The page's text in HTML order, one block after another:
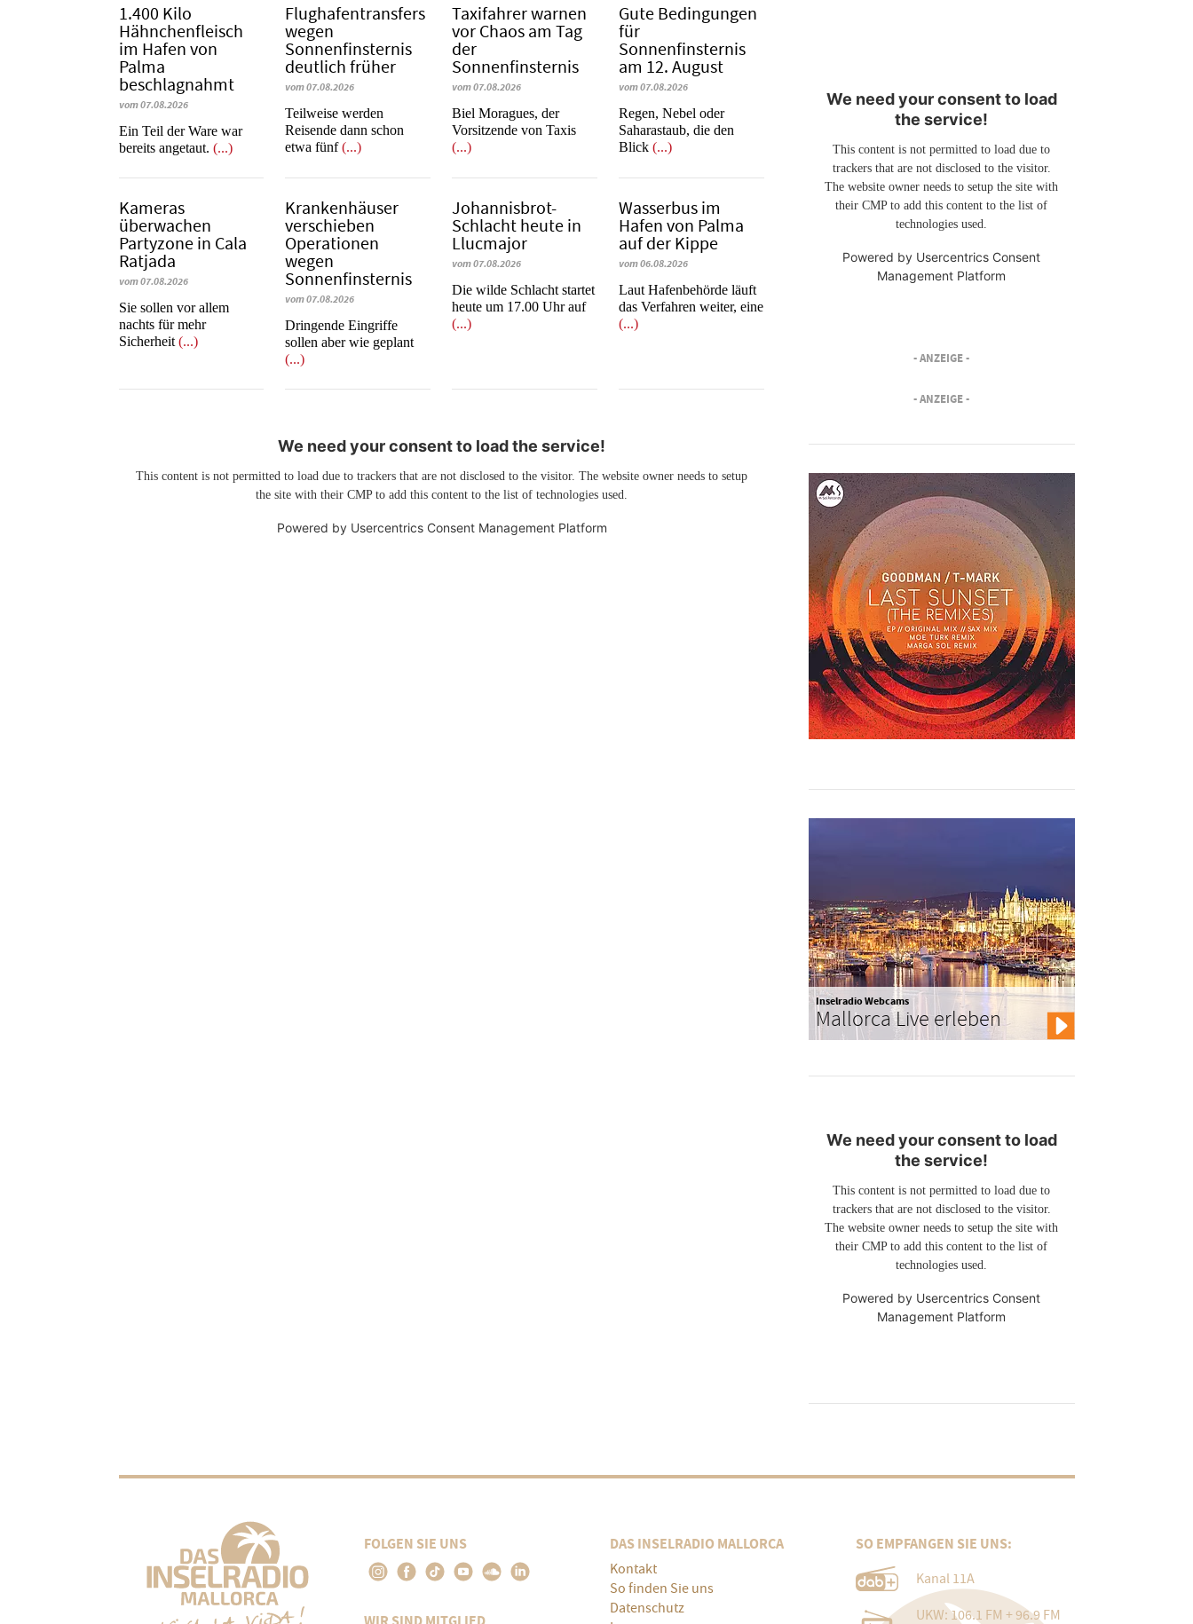
1.400 Kilo
Hähnchenfleisch
im Hafen von
Palma
beschlagnahmt
vom 07.08.2026
​​​​​​​Ein Teil der Ware war
bereits angetaut. (...)
Flughafentransfers
wegen
Sonnenfinsternis
deutlich früher
vom 07.08.2026
Teilweise werden
Reisende dann schon
etwa fünf(...)
Taxifahrer warnen
vor Chaos am Tag
der
Sonnenfinsternis
vom 07.08.2026
​​​​​​​Biel Moragues, der
Vorsitzende von Taxis
(...)
Gute Bedingungen
für
Sonnenfinsternis
am 12. August
vom 07.08.2026
Regen, Nebel oder
Saharastaub, die den
Blick(...)
Kameras
überwachen
Partyzone in Cala
Ratjada
vom 07.08.2026
Sie sollen vor allem
nachts für mehr
Sicherheit (...)
Krankenhäuser
verschieben
Operationen
wegen
Sonnenfinsternis
vom 07.08.2026
Dringende Eingriffe
sollen aber wie geplant
(...)
Johannisbrot-
Schlacht heute in
Llucmajor
vom 07.08.2026
Die wilde Schlacht startet
heute um 17.00 Uhr auf
(...)
Wasserbus im
Hafen von Palma
auf der Kippe
vom 06.08.2026
Laut Hafenbehörde läuft
das Verfahren weiter, eine
(...)
We need your consent to load the service!
This content is not permitted to load due to trackers that are not disclosed to the visitor. The website owner needs to setup
the site with their CMP to add this content to the list of technologies used.
Powered by Usercentrics Consent Management Platform
We need your consent to load
the service!
This content is not permitted to load due to
trackers that are not disclosed to the visitor.
The website owner needs to setup the site with
their CMP to add this content to the list of
technologies used.
Powered by Usercentrics Consent
Management Platform
- ANZEIGE -
- ANZEIGE -
Inselradio Webcams
Mallorca Live erleben
We need your consent to load
the service!
This content is not permitted to load due to
trackers that are not disclosed to the visitor.
The website owner needs to setup the site with
their CMP to add this content to the list of
technologies used.
Powered by Usercentrics Consent
Management Platform
FOLGEN SIE UNS DAS INSELRADIO MALLORCA
Kontakt
So finden Sie uns
Datenschutz
SO EMPFANGEN SIE UNS:
Kanal 11A
UKW: 106.1 FM + 96.9 FM